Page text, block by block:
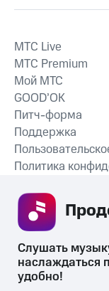
MTС Live
MTС Premium
Мой МТС
GOOD’OK
Питч-форма
Поддержка
Политика
Слушать
наслаждаться
удобно!